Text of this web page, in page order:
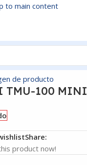
to main content
TMU-100 MINI
Share:
product now!